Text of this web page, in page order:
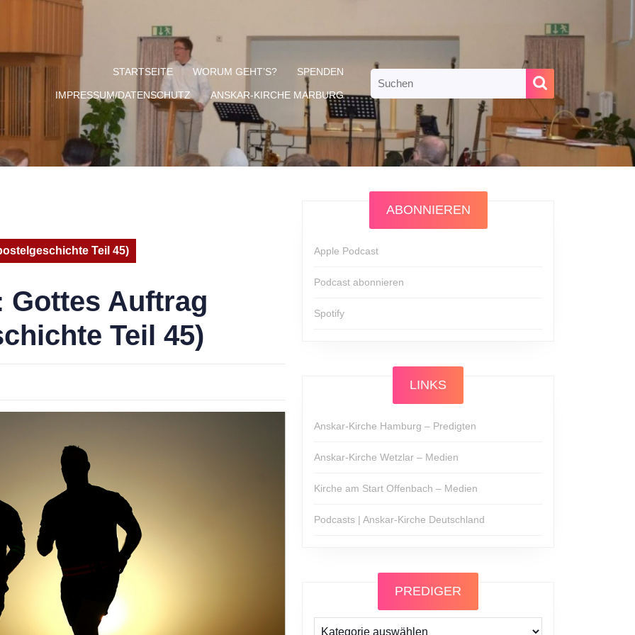
STARTSEITE WORUM GEHT’S? SPENDEN
IMPRESSUM/DATENSCHUTZ ANSKAR-KIRCHE MARBURG
for:
Teil 45)
Gottes Auftrag
Teil 45)
ABONNIEREN
Apple Podcast
Podcast abonnieren
Spotify
LINKS
Anskar-Kirche Hamburg – Predigten
Anskar-Kirche Wetzlar – Medien
Kirche am Start Offenbach – Medien
Podcasts | Anskar-Kirche Deutschland
PREDIGER
Prediger